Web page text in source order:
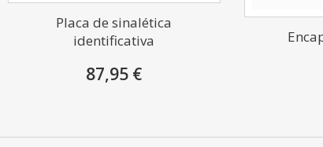
Placa de sinalética
identificativa
87,95 €